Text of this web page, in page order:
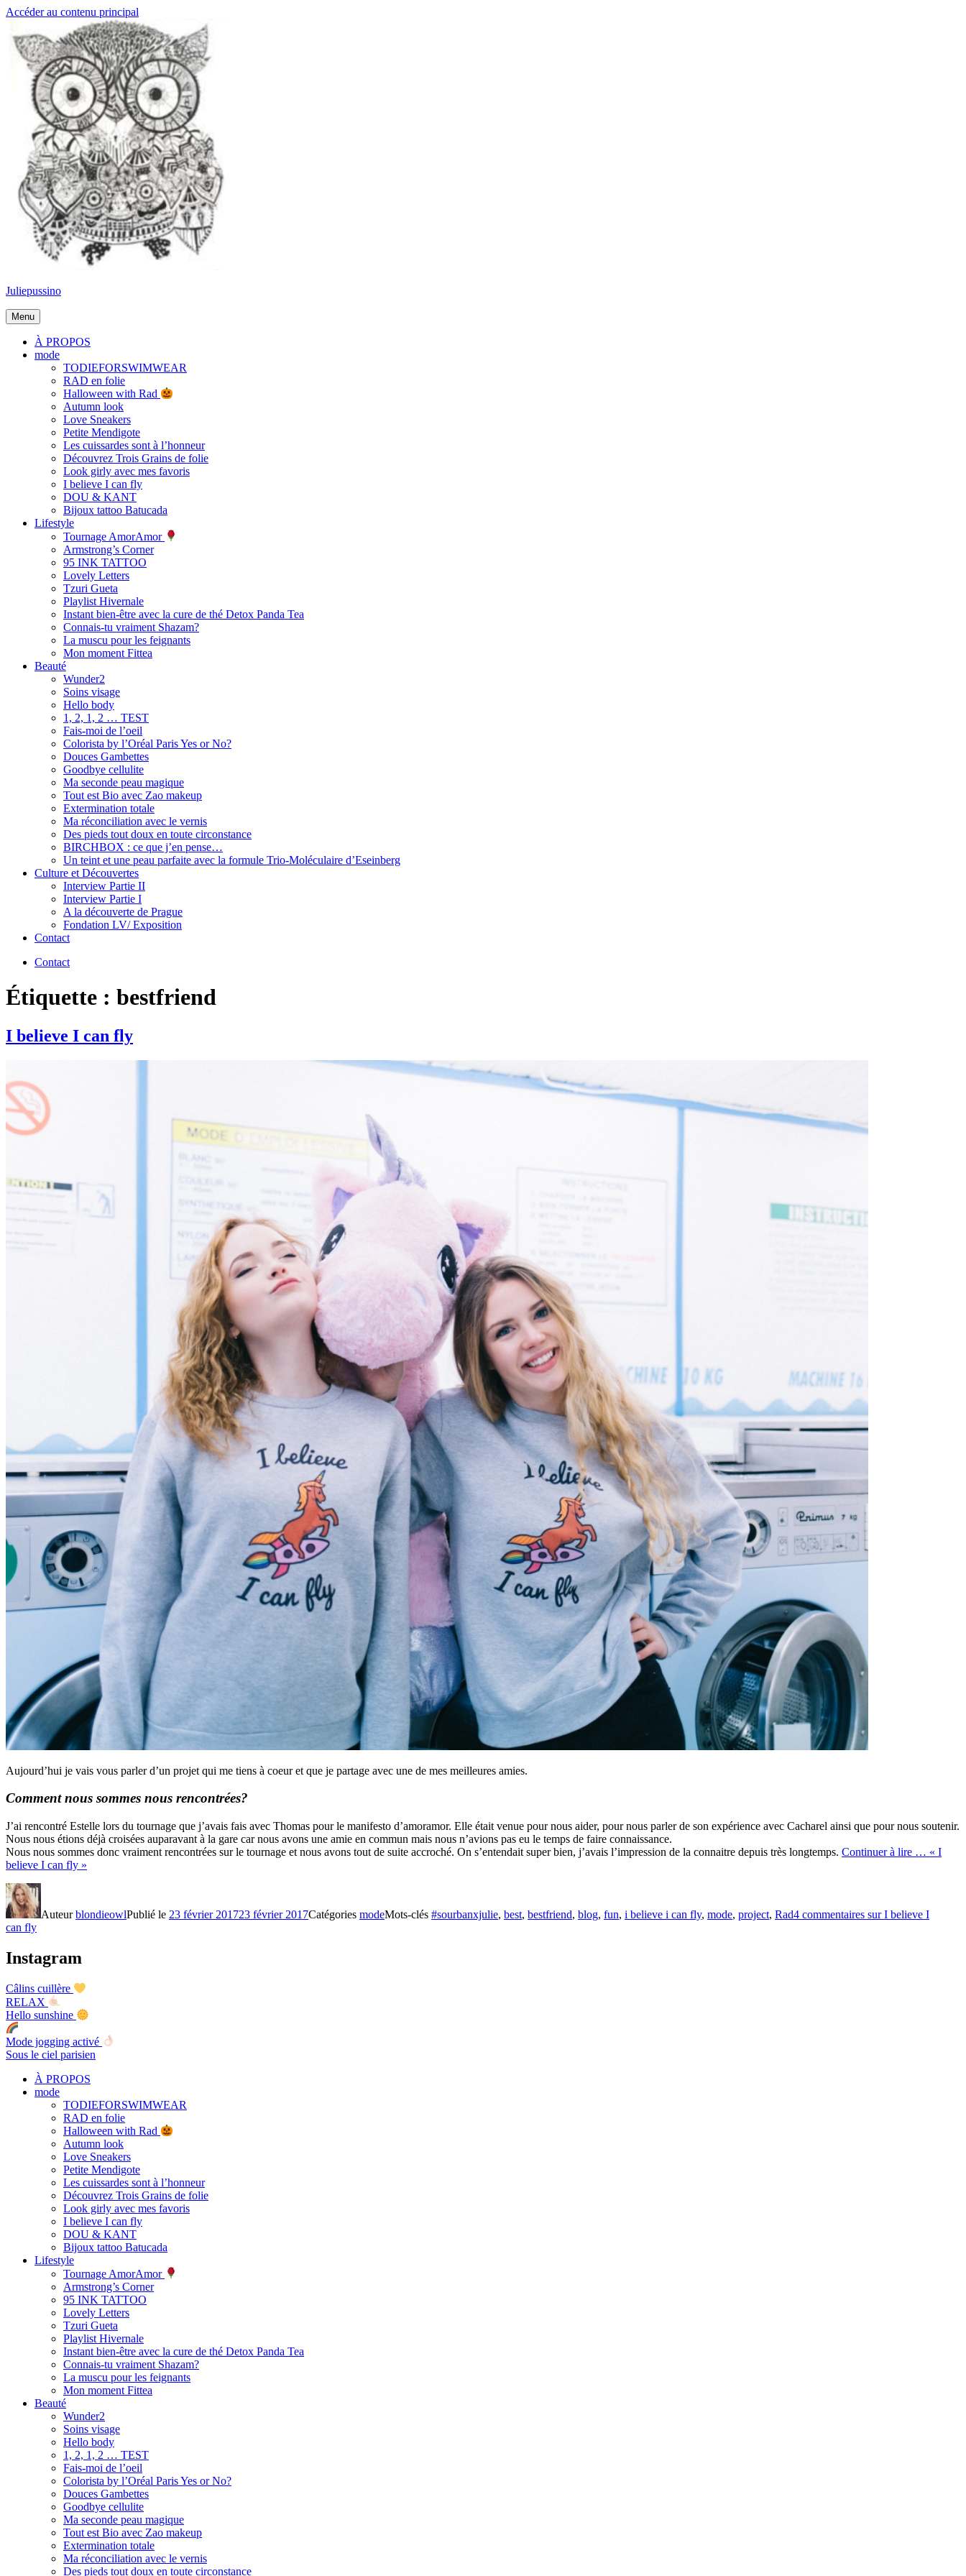
Accéder au contenu principal
Juliepussino
Menu
À PROPOS
mode
TODIEFORSWIMWEAR
RAD en folie
Halloween with Rad
Autumn look
Love Sneakers
Petite Mendigote
Les cuissardes sont à l’honneur
Découvrez Trois Grains de folie
Look girly avec mes favoris
I believe I can fly
DOU & KANT
Bijoux tattoo Batucada
Lifestyle
Tournage AmorAmor
Armstrong’s Corner
95 INK TATTOO
Lovely Letters
Tzuri Gueta
Playlist Hivernale
Instant bien-être avec la cure de thé Detox Panda Tea
Connais-tu vraiment Shazam?
La muscu pour les feignants
Mon moment Fittea
Beauté
Wunder2
Soins visage
Hello body
1, 2, 1, 2 … TEST
Fais-moi de l’oeil
Colorista by l’Oréal Paris Yes or No?
Douces Gambettes
Goodbye cellulite
Ma seconde peau magique
Tout est Bio avec Zao makeup
Extermination totale
Ma réconciliation avec le vernis
Des pieds tout doux en toute circonstance
BIRCHBOX : ce que j’en pense…
Un teint et une peau parfaite avec la formule Trio-Moléculaire d’Eseinberg
Culture et Découvertes
Interview Partie II
Interview Partie I
A la découverte de Prague
Fondation LV/ Exposition
Contact
Contact
Étiquette : bestfriend
I believe I can fly
Aujourd’hui je vais vous parler d’un projet qui me tiens à coeur et que je partage avec une de mes meilleures amies.
Comment nous sommes nous rencontrées?
J’ai rencontré Estelle lors du tournage que j’avais fais avec Thomas pour le manifesto d’amoramor. Elle était venue pour nous aider, pour nous parler de son expérience avec Cacharel ainsi que pour nous soutenir.
Nous nous étions déjà croisées auparavant à la gare car nous avons une amie en commun mais nous n’avions pas eu le temps de faire connaissance.
Nous nous sommes donc vraiment rencontrées sur le tournage et nous avons tout de suite accroché. On s’entendait super bien, j’avais l’impression de la connaitre depuis très longtemps. Continuer à lire … « I
believe I can fly »
AuteurblondieowlPublié le 23 février 201723 février 2017Catégories modeMots-clés #sourbanxjulie, best, bestfriend, blog, fun, i believe i can fly, mode, project, Rad4 commentaires sur I believe I
can fly
Instagram
Câlins cuillère
RELAX
Hello sunshine
Mode jogging activé
Sous le ciel parisien
À PROPOS
mode
TODIEFORSWIMWEAR
RAD en folie
Halloween with Rad
Autumn look
Love Sneakers
Petite Mendigote
Les cuissardes sont à l’honneur
Découvrez Trois Grains de folie
Look girly avec mes favoris
I believe I can fly
DOU & KANT
Bijoux tattoo Batucada
Lifestyle
Tournage AmorAmor
Armstrong’s Corner
95 INK TATTOO
Lovely Letters
Tzuri Gueta
Playlist Hivernale
Instant bien-être avec la cure de thé Detox Panda Tea
Connais-tu vraiment Shazam?
La muscu pour les feignants
Mon moment Fittea
Beauté
Wunder2
Soins visage
Hello body
1, 2, 1, 2 … TEST
Fais-moi de l’oeil
Colorista by l’Oréal Paris Yes or No?
Douces Gambettes
Goodbye cellulite
Ma seconde peau magique
Tout est Bio avec Zao makeup
Extermination totale
Ma réconciliation avec le vernis
Des pieds tout doux en toute circonstance